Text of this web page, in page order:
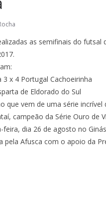
as semifinais do futsal
x 4 Portugal Cachoeirinha
de Eldorado do Sul
que vem de uma série
campeão da Série Ouro de
feira, dia 26 de agosto no
pela Afusca com o apoio da